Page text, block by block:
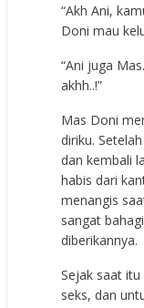
“Akh Ani,
Doni mau
“Ani juga
akhh..!”
Mas Doni
diriku.
dan kembali
habis dari
menangis
sangat
diberikannya.
Sejak saat
seks, dan